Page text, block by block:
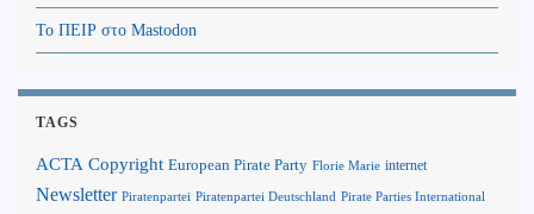
Το ΠΕΙΡ στο Mastodon
TAGS
ACTA Copyright European Pirate Party Florie Marie internet
Newsletter Piratenpartei Piratenpartei Deutschland Pirate Parties International